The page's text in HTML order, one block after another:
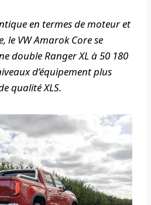
en termes de moteur et
le VW Amarok Core se
double Ranger XL à 50 180
d’équipement plus
qualité XLS.